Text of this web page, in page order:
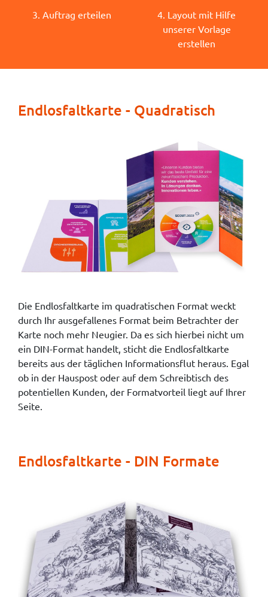
3. Auftrag erteilen
4. Layout mit Hilfe
unserer Vorlage
erstellen
Endlosfaltkarte - Quadratisch
Die Endlosfaltkarte im quadratischen Format weckt
durch Ihr ausgefallenes Format beim Betrachter der
Karte noch mehr Neugier. Da es sich hierbei nicht um
ein DIN-Format handelt, sticht die Endlosfaltkarte
bereits aus der täglichen Informationsflut heraus. Egal
ob in der Hauspost oder auf dem Schreibtisch des
potentiellen Kunden, der Formatvorteil liegt auf Ihrer
Seite.
Endlosfaltkarte - DIN Formate